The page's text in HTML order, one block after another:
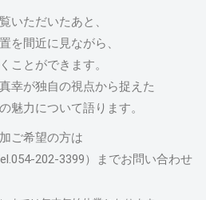
いただいたあと、
を間近に見ながら、
ことができます。
幸が独自の視点から捉えた
魅力について語ります。
ご希望の方は
202-3399）までお問い合わせ